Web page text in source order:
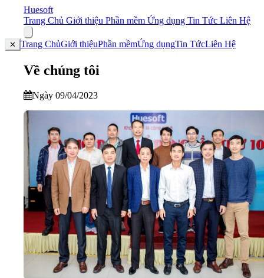
Huesoft
Trang Chủ Giới thiệu Phần mềm Ứng dụng Tin Tức Liên Hệ
✕ Trang ChủGiới thiệuPhần mềmỨng dụngTin TứcLiên Hệ
Về chúng tôi
Ngày 09/04/2023